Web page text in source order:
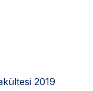
2019